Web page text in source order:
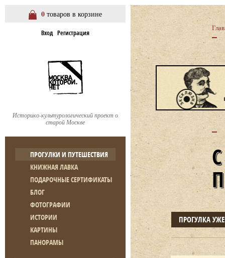
0 товаров в корзине
Вход Регистрация
Историко-культурологический проект о
старой Москве
ПРОГУЛКИ И ПУТЕШЕСТВИЯ
КНИЖНАЯ ЛАВКА
ПОДАРОЧНЫЕ СЕРТИФИКАТЫ
БЛОГ
ФОТОГРАФИИ
ИСТОРИИ
КАРТИНЫ
ПАНОРАМЫ
ПРОГУЛКА